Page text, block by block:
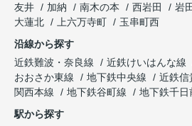
友井
加納 南木の本 西岩田 岩
大蓮北
上六万寺町
玉串町西
沿線から探す
近鉄難波・奈良線
近鉄けいはんな線
おおさか東線
地下鉄中央線 近鉄信
関西本線
地下鉄谷町線
地下鉄千日
駅から探す